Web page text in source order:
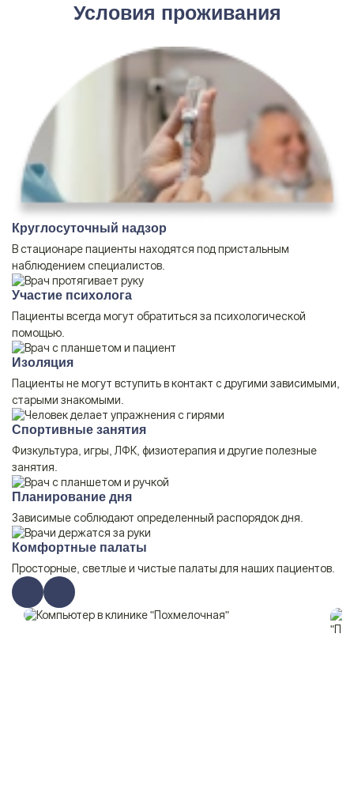
Условия проживания
Круглосуточный надзор
В стационаре пациенты находятся под пристальным
наблюдением специалистов.
Участие психолога
Пациенты всегда могут обратиться за психологической
помощью.
Изоляция
Пациенты не могут вступить в контакт с другими зависимыми,
старыми знакомыми.
Спортивные занятия
Физкультура, игры, ЛФК, физиотерапия и другие полезные
занятия.
Планирование дня
Зависимые соблюдают определенный распорядок дня.
Комфортные палаты
Просторные, светлые и чистые палаты для наших пациентов.